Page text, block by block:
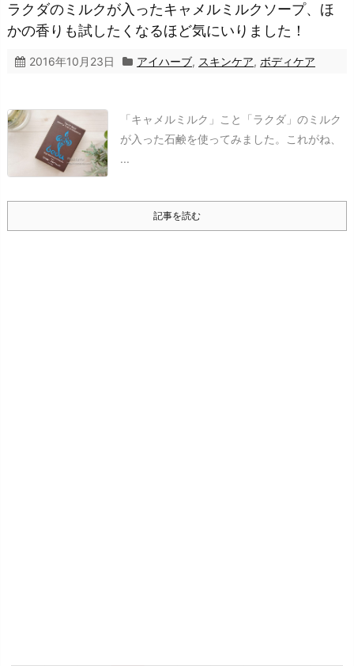
ラクダのミルクが入ったキャメルミルクソープ、ほ
かの香りも試したくなるほど気にいりました！
2016年10月23日 アイハーブ, スキンケア, ボディケア
「キャメルミルク」こと「ラクダ」のミルク
が入った石鹸を使ってみました。
これがね、
...
記事を読む